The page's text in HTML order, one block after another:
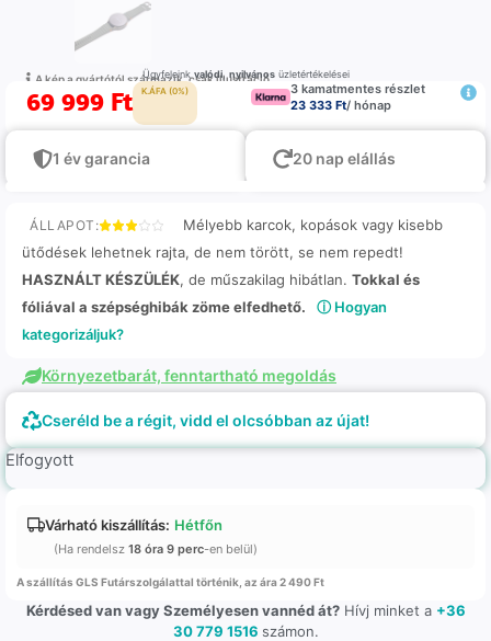
A kép a gyártótól származik, csak illustráció
Ügyfeleink valódi, nyilvánosüzletértékelései
69 999 Ft K.ÁFA (0%)
3 kamatmentes részlet
23 333 Ft/ hónap
1 év garancia 20 nap elállás
ÁLLAPOT:
Mélyebb karcok, kopások vagy kisebb
ütődések lehetnek rajta, de nem törött, se nem repedt!
HASZNÁLT KÉSZÜLÉK, de műszakilag hibátlan. Tokkal és
fóliával a szépséghibák zöme elfedhető.
ⓘ Hogyan
kategorizáljuk?
Környezetbarát, fenntartható megoldás
Cseréld be a régit, vidd el olcsóbban az újat!
Elfogyott
Várható kiszállítás: Hétfőn
(Ha rendelsz 18 óra 9 perc-en belül)
A szállítás GLS Futárszolgálattal történik, az ára 2 490 Ft
Kérdésed van vagy Személyesen vannéd át?Hívj minket a +36
30 779 1516 számon.